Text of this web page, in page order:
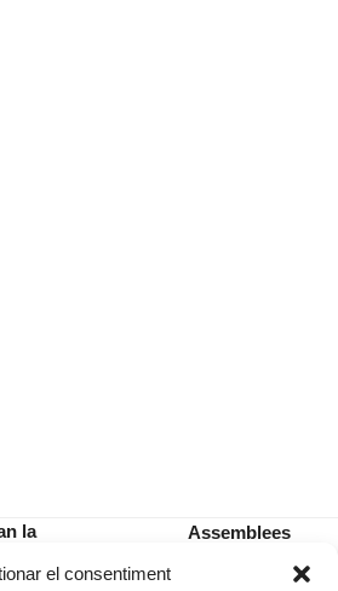
el consentiment
la
next
Assemblees
l’equip de govern